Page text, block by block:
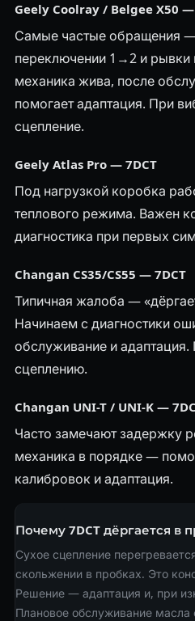
Geely Coolray / Belgee X50 —
Самые частые обращения
переключении 1→2 и рывки
механика жива, после
помогает адаптация. При
сцепление.
Geely Atlas Pro — 7DCT
Под нагрузкой коробка
теплового режима. Важен
диагностика при первых
Changan CS35/CS55 — 7DCT
Типичная жалоба —
Начинаем с диагностики
обслуживание и
сцеплению.
Changan UNI-T / UNI-K —
Часто замечают задержку
механика в порядке —
калибровок и адаптация.
Почему 7DCT дёргается в
Сухое сцепление
скольжении в пробках. Это
Решение — адаптация и, при
Плановое обслуживание масла